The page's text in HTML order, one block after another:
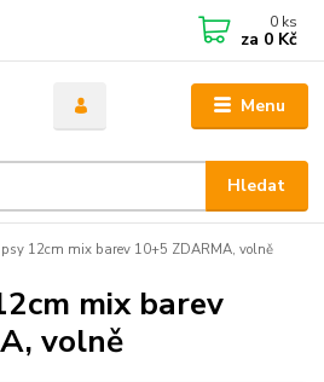
Menu
Hledat
0 ks
za 0 Kč
12cm mix barev 10+5 ZDARMA, volně
mix barev
volně